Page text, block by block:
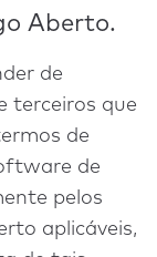
Aberto.
de
terceiros que
de
de
pelos
aplicáveis,